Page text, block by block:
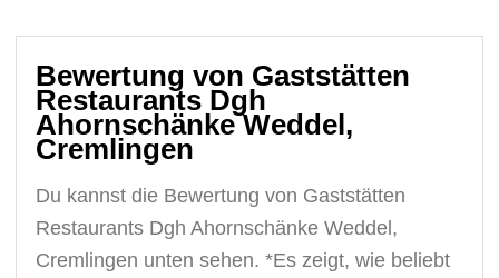
Bewertung von Gaststätten
Restaurants Dgh
Ahornschänke Weddel,
Cremlingen
Du kannst die Bewertung von Gaststätten
Restaurants Dgh Ahornschänke Weddel,
Cremlingen unten sehen. *Es zeigt, wie beliebt